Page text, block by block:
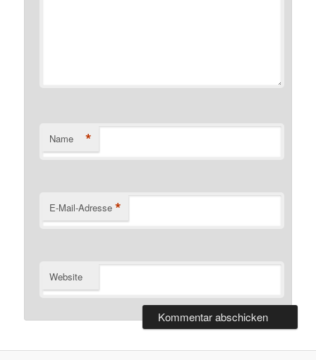
Name *
E-Mail-Adresse *
Website